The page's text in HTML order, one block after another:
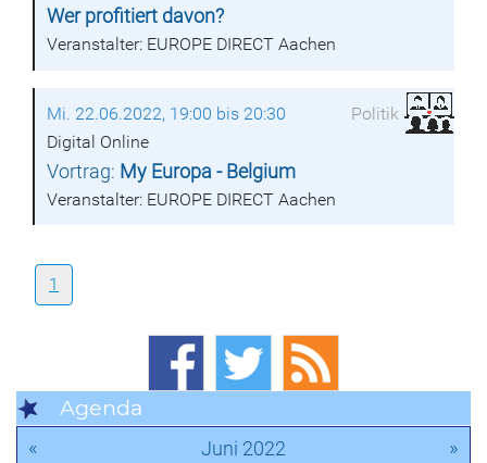
Wer profitiert davon?
Veranstalter: EUROPE DIRECT Aachen
Mi. 22.06.2022, 19:00 bis 20:30
Politik
Digital Online
Vortrag: My Europa - Belgium
Veranstalter: EUROPE DIRECT Aachen
1
Agenda
« Juni 2022 »